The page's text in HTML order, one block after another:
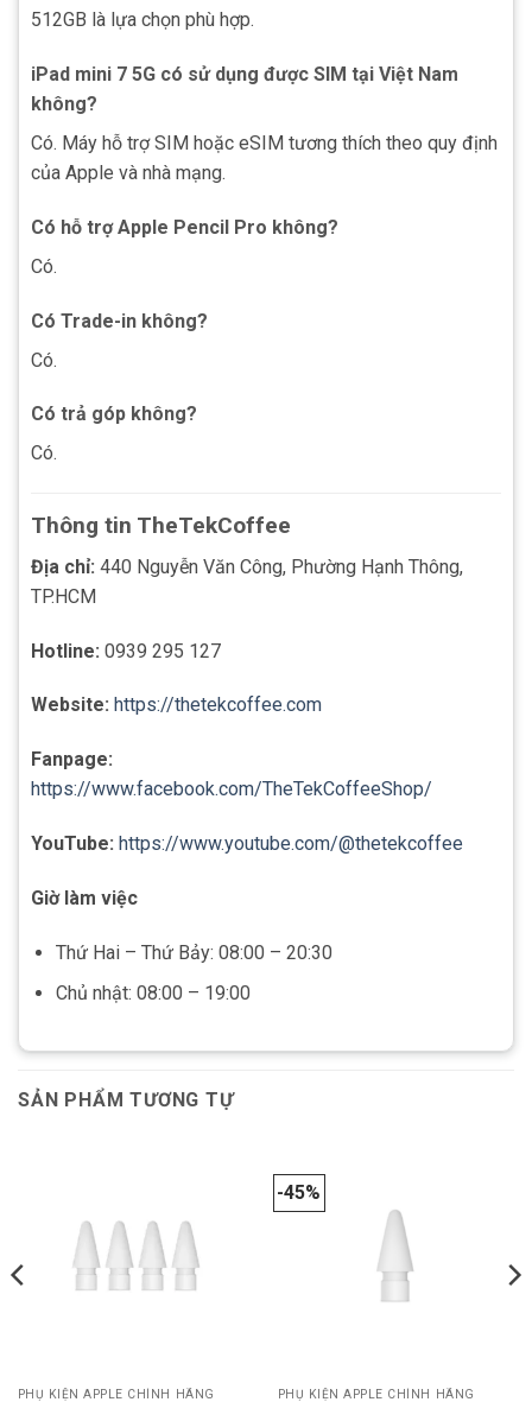
512GB là lựa chọn phù hợp.
iPad mini 7 5G có sử dụng được SIM tại Việt Nam
không?
Có. Máy hỗ trợ SIM hoặc eSIM tương thích theo quy định
của Apple và nhà mạng.
Có hỗ trợ Apple Pencil Pro không?
Có.
Có Trade-in không?
Có.
Có trả góp không?
Có.
Thông tin TheTekCoffee
Địa chỉ: 440 Nguyễn Văn Công, Phường Hạnh Thông,
TP.HCM
Hotline: 0939 295 127
Website: https://thetekcoffee.com
Fanpage:
https://www.facebook.com/TheTekCoffeeShop/
YouTube: https://www.youtube.com/@thetekcoffee
Giờ làm việc
Thứ Hai – Thứ Bảy: 08:00 – 20:30
Chủ nhật: 08:00 – 19:00
SẢN PHẨM TƯƠNG TỰ
PHỤ KIỆN APPLE CHÍNH HÃNG
-45%
PHỤ KIỆN APPLE CHÍNH HÃNG